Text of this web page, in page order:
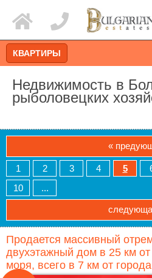
КВАРТИРЫ
Недвижимость в
рыболовецких
«
1 2 3 4 5
10
...
Продается массивный
двухэтажный дом в 25 км от
моря, всего в 7 км от